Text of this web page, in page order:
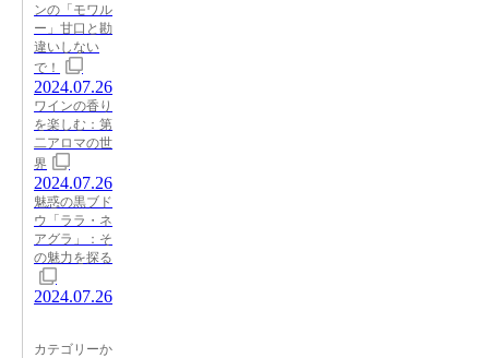
ンの「モワル
ー」甘口と勘
違いしない
で！
2024.07.26
ワインの香り
を楽しむ：第
二アロマの世
界
2024.07.26
魅惑の黒ブド
ウ「ララ・ネ
アグラ」：そ
の魅力を探る
2024.07.26
カテゴリーか